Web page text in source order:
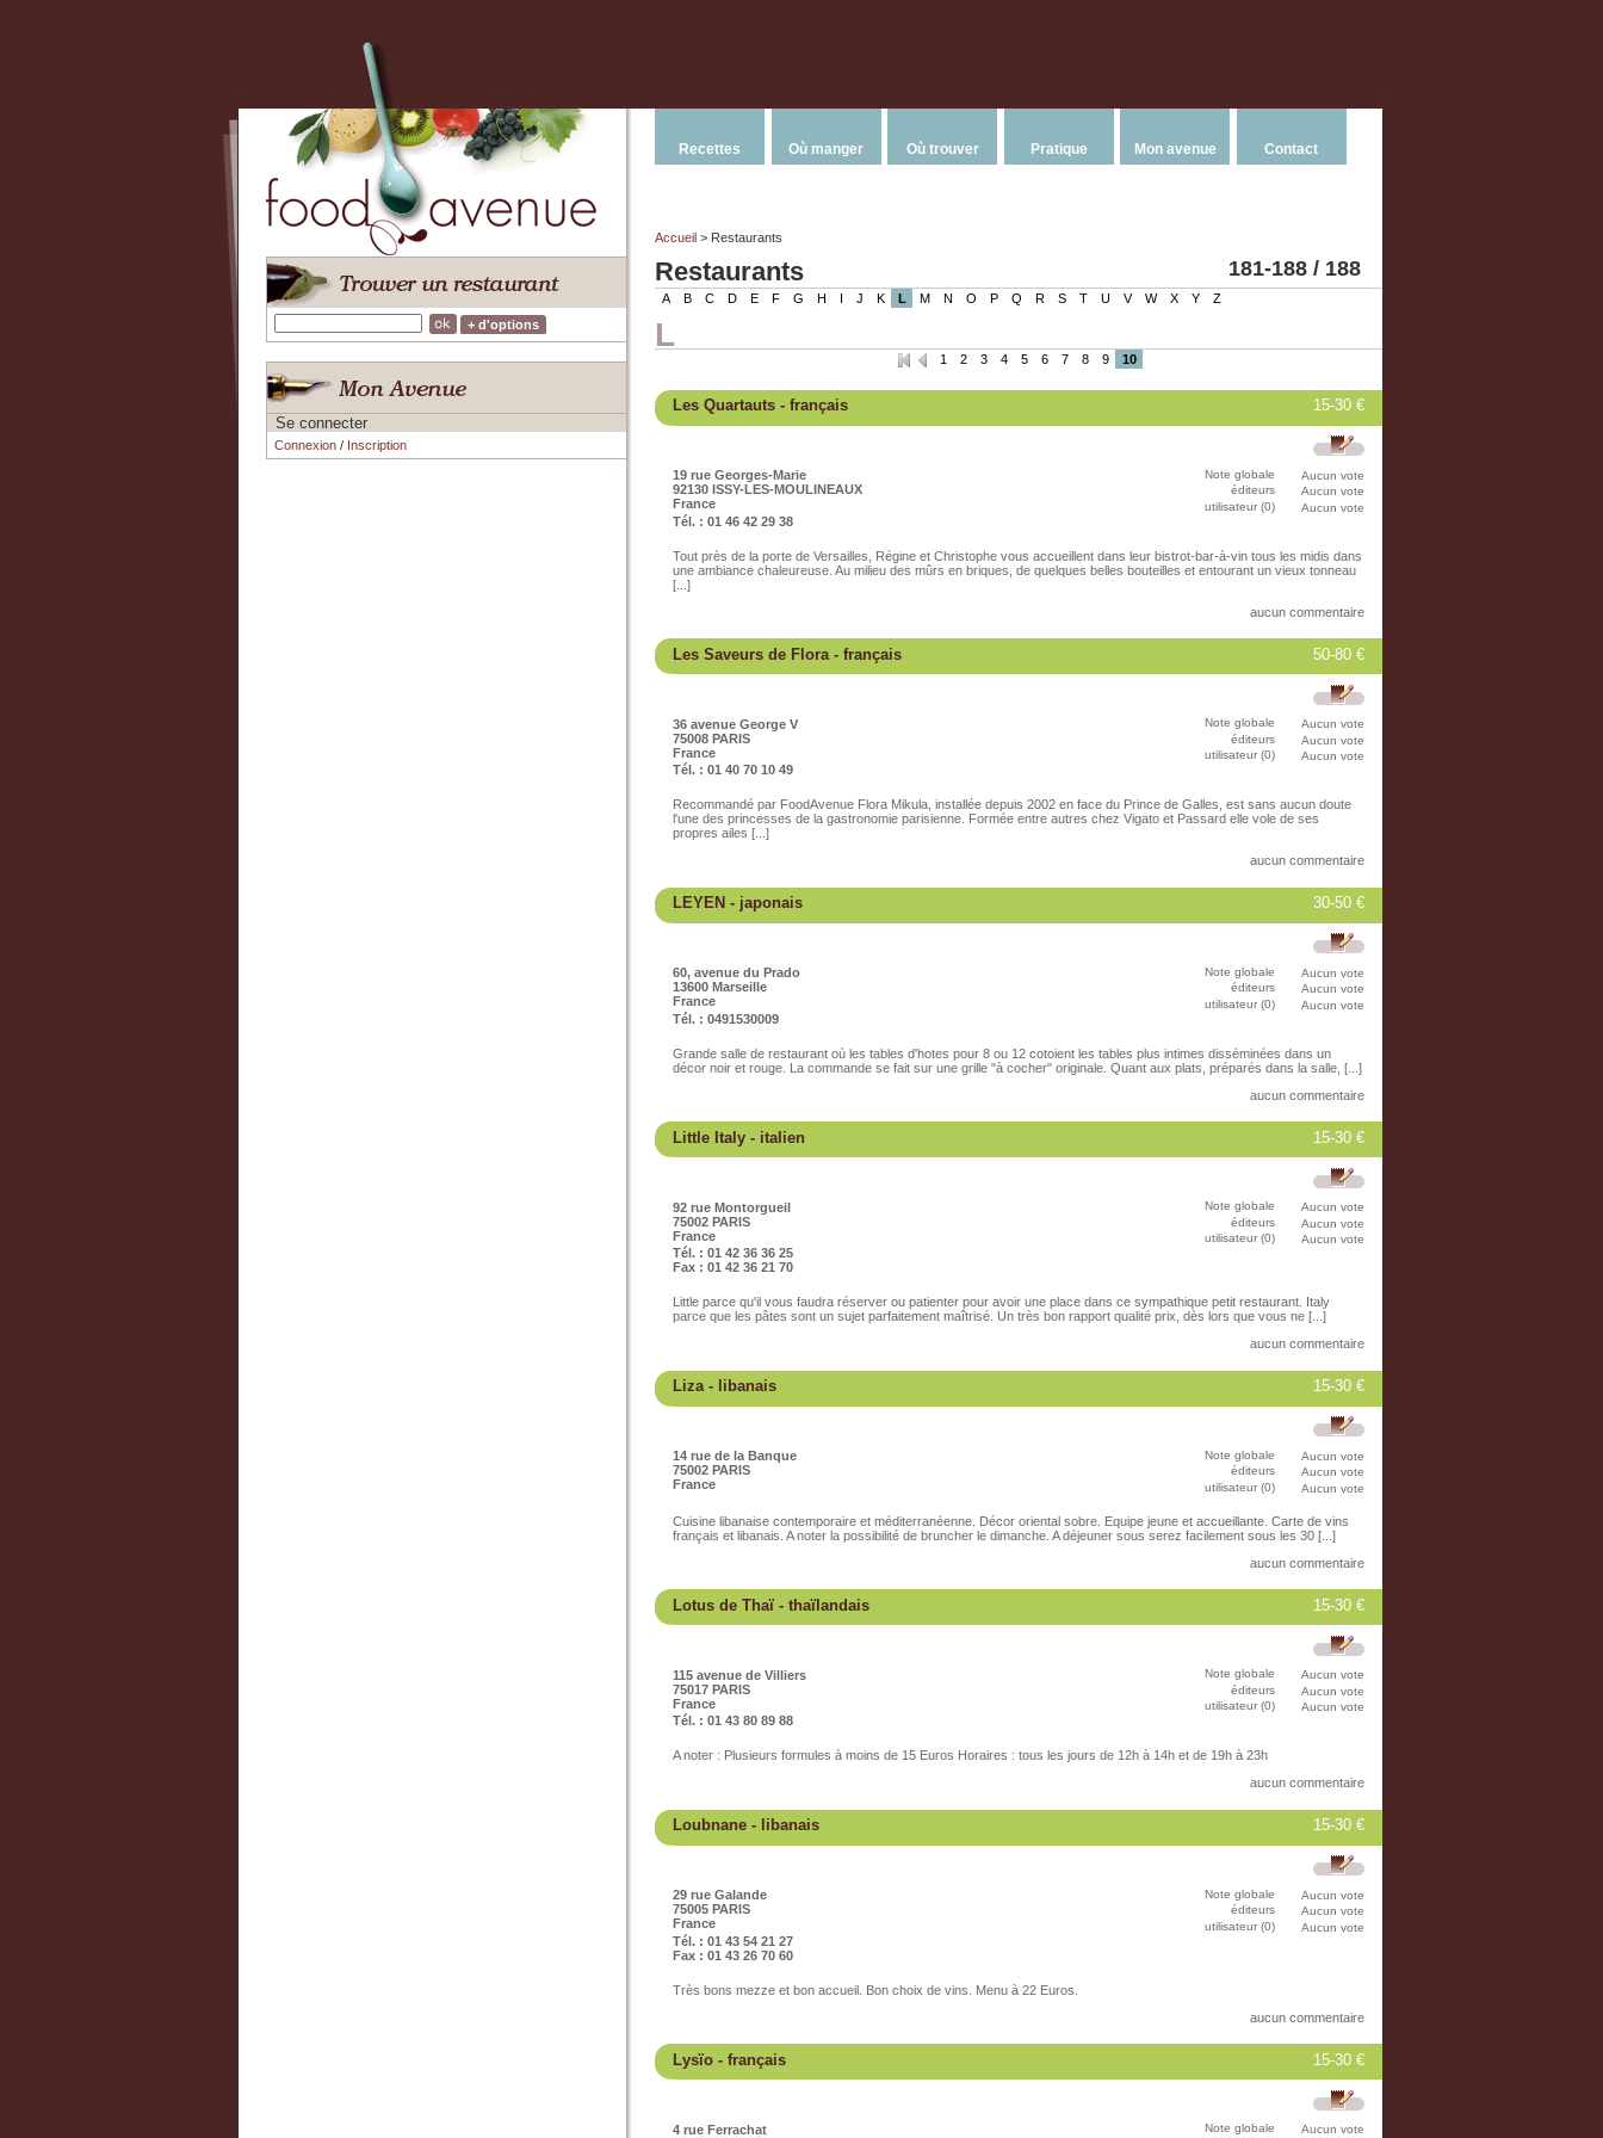
+ d'options
Se connecter
Connexion/ Inscription
Recettes Où manger Où trouver Pratique Mon avenue Contact
Accueil > Restaurants
181-188 / 188
Restaurants
A B C D E F G H I J K L M N O P Q R S T U V W X Y Z
L
1 2 3 4 5 6 7 8 9 10
15-30 €
Les Quartauts - français
Note globale
Aucun vote
éditeurs
Aucun vote
utilisateur (0)
Aucun vote
19 rue Georges-Marie
92130 ISSY-LES-MOULINEAUX
France
Tél. : 01 46 42 29 38
Tout près de la porte de Versailles, Régine et Christophe vous accueillent dans leur bistrot-bar-à-vin tous les midis dans
une ambiance chaleureuse. Au milieu des mûrs en briques, de quelques belles bouteilles et entourant un vieux tonneau
[...]
aucun commentaire
50-80 €
Les Saveurs de Flora - français
Note globale
Aucun vote
éditeurs
Aucun vote
utilisateur (0)
Aucun vote
36 avenue George V
75008 PARIS
France
Tél. : 01 40 70 10 49
Recommandé par FoodAvenue Flora Mikula, installée depuis 2002 en face du Prince de Galles, est sans aucun doute
l'une des princesses de la gastronomie parisienne. Formée entre autres chez Vigato et Passard elle vole de ses
propres ailes [...]
aucun commentaire
30-50 €
LEYEN - japonais
Note globale
Aucun vote
éditeurs
Aucun vote
utilisateur (0)
Aucun vote
60, avenue du Prado
13600 Marseille
France
Tél. : 0491530009
Grande salle de restaurant où les tables d'hotes pour 8 ou 12 cotoient les tables plus intimes disséminées dans un
décor noir et rouge. La commande se fait sur une grille "à cocher" originale. Quant aux plats, préparés dans la salle, [...]
aucun commentaire
15-30 €
Little Italy - italien
Note globale
Aucun vote
éditeurs
Aucun vote
utilisateur (0)
Aucun vote
92 rue Montorgueil
75002 PARIS
France
Tél. : 01 42 36 36 25
Fax : 01 42 36 21 70
Little parce qu'il vous faudra réserver ou patienter pour avoir une place dans ce sympathique petit restaurant. Italy
parce que les pâtes sont un sujet parfaitement maîtrisé. Un très bon rapport qualité prix, dès lors que vous ne [...]
aucun commentaire
15-30 €
Liza- libanais
Note globale
Aucun vote
éditeurs
Aucun vote
utilisateur (0)
Aucun vote
14 rue de la Banque
75002 PARIS
France
Cuisine libanaise contemporaire et méditerranéenne. Décor oriental sobre. Equipe jeune et accueillante. Carte de vins
français et libanais. A noter la possibilité de bruncher le dimanche. A déjeuner sous serez facilement sous les 30 [...]
aucun commentaire
15-30 €
Lotus de Thaï - thaïlandais
Note globale
Aucun vote
éditeurs
Aucun vote
utilisateur (0)
Aucun vote
115 avenue de Villiers
75017 PARIS
France
Tél. : 01 43 80 89 88
A noter : Plusieurs formules à moins de 15 Euros Horaires : tous les jours de 12h à 14h et de 19h à 23h
aucun commentaire
15-30 €
Loubnane - libanais
Note globale
Aucun vote
éditeurs
Aucun vote
utilisateur (0)
Aucun vote
29 rue Galande
75005 PARIS
France
Tél. : 01 43 54 21 27
Fax : 01 43 26 70 60
Très bons mezze et bon accueil. Bon choix de vins. Menu à 22 Euros.
aucun commentaire
15-30 €
Lysïo - français
Note globale Aucun vote
4 rue Ferrachat